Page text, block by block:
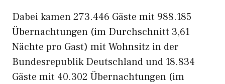
Dabei kamen 273.446 Gäste mit 988.185
Übernachtungen (im Durchschnitt 3,61
Nächte pro Gast) mit Wohnsitz in der
Bundesrepublik Deutschland und 18.834
Gäste mit 40.302 Übernachtungen (im